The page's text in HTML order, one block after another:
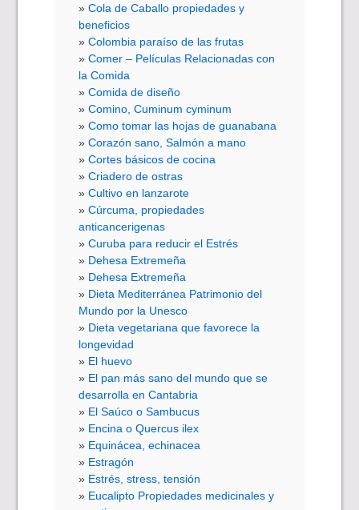
Cola de Caballo propiedades y
beneficios
Colombia paraíso de las frutas
Comer – Películas Relacionadas con
la Comida
Comida de diseño
Comino, Cuminum cyminum
Como tomar las hojas de guanabana
Corazón sano, Salmón a mano
Cortes básicos de cocina
Criadero de ostras
Cultivo en lanzarote
Cúrcuma, propiedades
anticancerigenas
Curuba para reducir el Estrés
Dehesa Extremeña
Dehesa Extremeña
Dieta Mediterránea Patrimonio del
Mundo por la Unesco
Dieta vegetariana que favorece la
longevidad
El huevo
El pan más sano del mundo que se
desarrolla en Cantabria
El Saúco o Sambucus
Encina o Quercus ilex
Equinácea, echinacea
Estragón
Estrés, stress, tensión
Eucalipto Propiedades medicinales y